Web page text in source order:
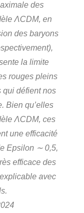
des
ΛCDM, en
des baryons
la limite
rouges pleins
qui défient nos
Bien qu’elles
ΛCDM, ces
une efficacité
Epsilon ∼ 0,5,
efficace des
avec